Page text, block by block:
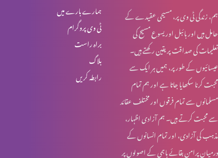
عید قیامت المسیح کی خاص نشست (پارٹ 1)
عید ولادت المنجی
فرشتوں میں جماعتی بندش (پارٹ 2)
ہمارے بارے میں
ٹی وی پروگرام
براہ راست
بلاگ
رابطہ کریں
ہم، زندگی ٹی وی پر، مسیحی عقیدے کے
حامل ہیں اور بائبل اور یسوع مسیح کی
تعلیمات کی صداقت پر یقین رکھتے ہیں۔
عیسائیوں کے طور پر، ہمیں ہر ایک سے
محبت کرنا سکھایا جاتا ہے اور ہم تمام
مسلمانوں سے تمام فرقوں اور مختلف عقائد
سے محبت کرتے ہیں۔ ہم آزادی اظہار،
مذہب کی آزادی، اور تمام انسانوں کے
درمیان پرامن بقائے باہمی کے اصولوں پر